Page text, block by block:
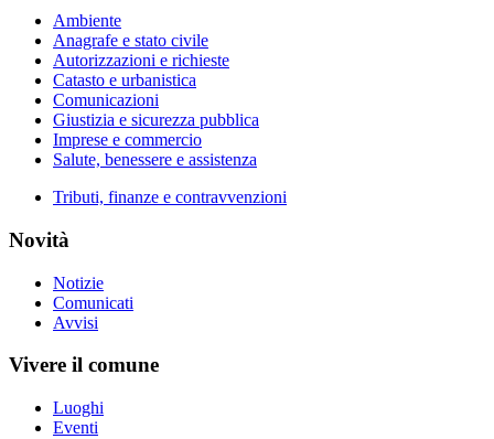
Ambiente
Anagrafe e stato civile
Autorizzazioni e richieste
Catasto e urbanistica
Comunicazioni
Giustizia e sicurezza pubblica
Imprese e commercio
Salute, benessere e assistenza
Tributi, finanze e contravvenzioni
Novità
Notizie
Comunicati
Avvisi
Vivere il comune
Luoghi
Eventi